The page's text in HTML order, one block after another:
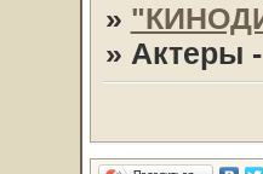
»
» Актеры